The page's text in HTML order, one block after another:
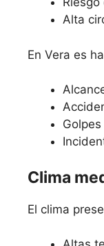
Alta
En Vera es
Clima
El clima